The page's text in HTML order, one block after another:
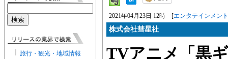
旅行・観光・地域情報
2021年04月23日 12時 [エンタテインメン
株式会社彗星社
TVアニメ「黒